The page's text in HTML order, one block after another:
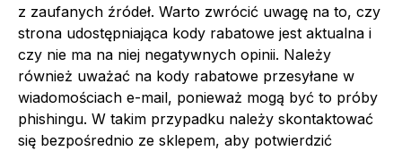
z zaufanych źródeł. Warto zwrócić uwagę na to, czy
strona udostępniająca kody rabatowe jest aktualna i
czy nie ma na niej negatywnych opinii. Należy
również uważać na kody rabatowe przesyłane w
wiadomościach e-mail, ponieważ mogą być to próby
phishingu. W takim przypadku należy skontaktować
się bezpośrednio ze sklepem, aby potwierdzić